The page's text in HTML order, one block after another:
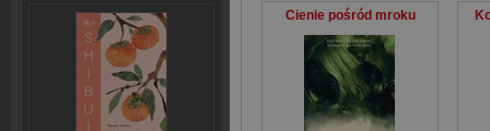
Cienie pośród mroku